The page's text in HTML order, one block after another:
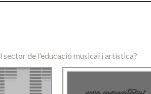
de l’educació musical i artística?